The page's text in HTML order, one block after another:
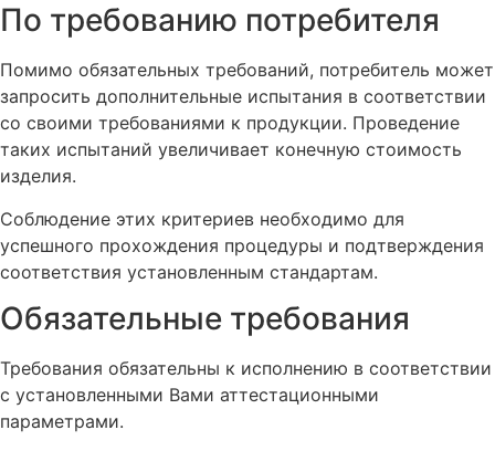
По требованию потребителя
Помимо обязательных требований, потребитель может
запросить дополнительные испытания в соответствии
со своими требованиями к продукции. Проведение
таких испытаний увеличивает конечную стоимость
изделия.
Соблюдение этих критериев необходимо для
успешного прохождения процедуры и подтверждения
соответствия установленным стандартам.
Обязательные требования
Требования обязательны к исполнению в соответствии
с установленными Вами аттестационными
параметрами.